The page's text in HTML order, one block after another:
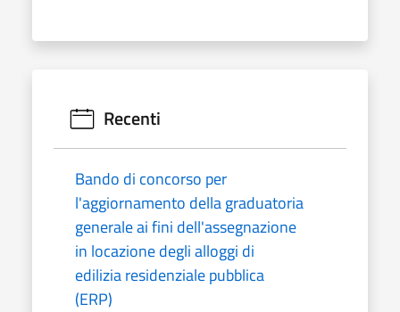
Recenti
Bando di concorso per
l'aggiornamento della graduatoria
generale ai fini dell'assegnazione
in locazione degli alloggi di
edilizia residenziale pubblica
(ERP)